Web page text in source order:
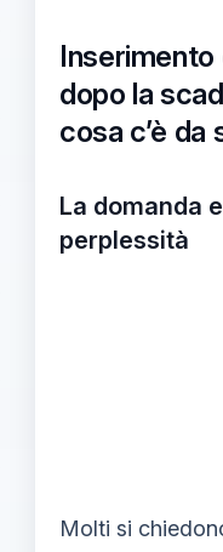
Inserimento
dopo la
cosa c’è da
La domanda
perplessità
Molti si